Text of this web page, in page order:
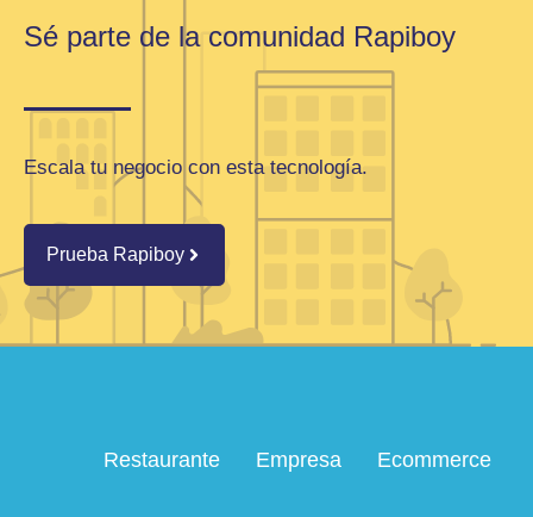
Sé parte de la comunidad Rapiboy
Escala tu negocio con esta tecnología.
Prueba Rapiboy
Restaurante Empresa Ecommerce